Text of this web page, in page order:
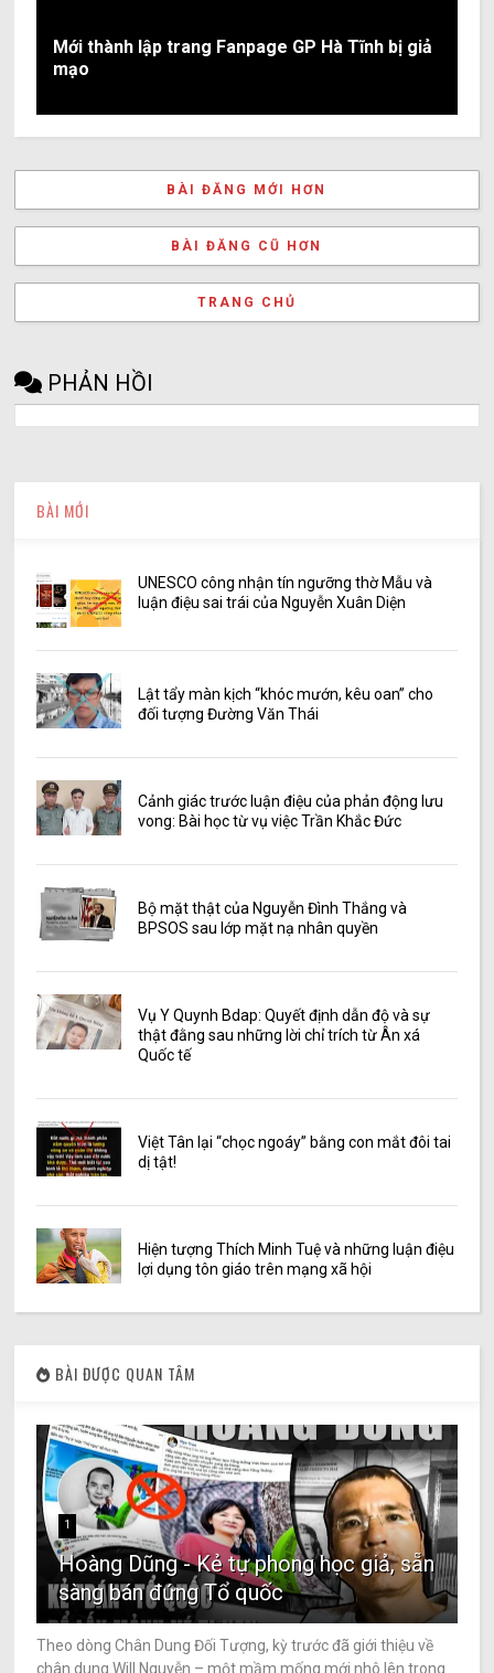
Mới thành lập trang Fanpage GP Hà Tĩnh bị giả
mạo
BÀI ĐĂNG MỚI HƠN
BÀI ĐĂNG CŨ HƠN
TRANG CHỦ
PHẢN HỒI
BÀI MỚI
UNESCO công nhận tín ngưỡng thờ Mẫu và
luận điệu sai trái của Nguyễn Xuân Diện
Lật tẩy màn kịch “khóc mướn, kêu oan” cho
đối tượng Đường Văn Thái
Cảnh giác trước luận điệu của phản động lưu
vong: Bài học từ vụ việc Trần Khắc Đức
Bộ mặt thật của Nguyễn Đình Thắng và
BPSOS sau lớp mặt nạ nhân quyền
Vụ Y Quynh Bdap: Quyết định dẫn độ và sự
thật đằng sau những lời chỉ trích từ Ân xá
Quốc tế
Việt Tân lại “chọc ngoáy” bằng con mắt đôi tai
dị tật!
Hiện tượng Thích Minh Tuệ và những luận điệu
lợi dụng tôn giáo trên mạng xã hội
BÀI ĐƯỢC QUAN TÂM
1
Hoàng Dũng - Kẻ tự phong học giả, sẵn
sàng bán đứng Tổ quốc
Theo dòng Chân Dung Đối Tượng, kỳ trước đã giới thiệu về
chân dung Will Nguyễn – một mầm mống mới nhô lên trong